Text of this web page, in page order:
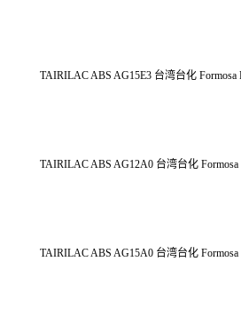
TAIRILAC ABS AG15E3 台湾台化 Formosa
TAIRILAC ABS AG12A0 台湾台化 Formosa
TAIRILAC ABS AG15A0 台湾台化 Formosa